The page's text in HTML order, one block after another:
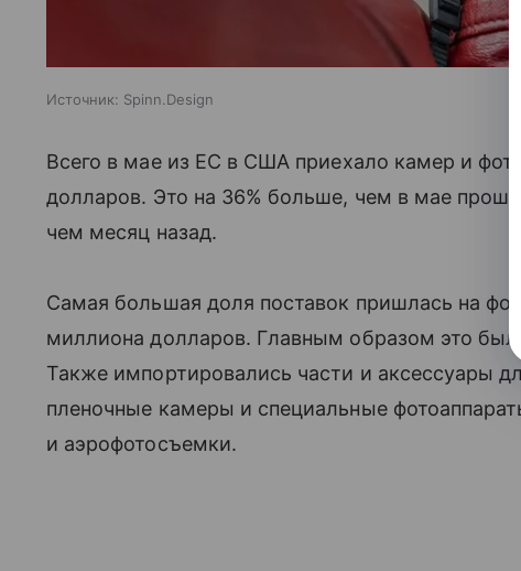
Источник: Spinn.Design
Всего в мае из ЕС в США приехало камер и
долларов. Это на 36% больше, чем в мае
чем месяц назад.
Самая большая доля поставок пришлась на
миллиона долларов. Главным образом это
Также импортировались части и аксессуары
пленочные камеры и специальные
и аэрофотосъемки.